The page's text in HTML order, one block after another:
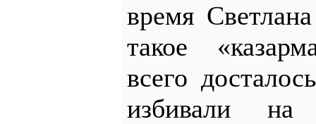
время
такое
всего
избивали